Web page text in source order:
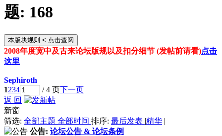
题: 168
本版块规则 < 点击查阅
2008年度宽中及古来论坛版规以及扣分细节 (发帖前请看)点击
这里
Sephiroth
1234 / 4 页下一页
返 回
新窗
筛选: 全部主题 全部时间 排序: 最后发表 |精华 |
公告: 论坛公告 & 论坛条例